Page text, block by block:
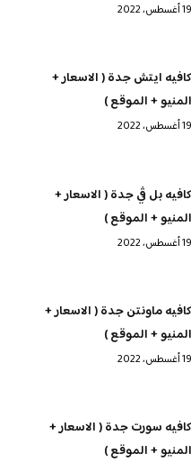
19 أغسطس، 2022
كافيه ايتش جدة ( الاسعار +
المنيو + الموقع )
19 أغسطس، 2022
كافيه بل ڤي جدة ( الاسعار +
المنيو + الموقع )
19 أغسطس، 2022
كافيه ماونتن جدة ( الاسعار +
المنيو + الموقع )
19 أغسطس، 2022
كافيه سورت جدة ( الاسعار +
المنيو + الموقع )